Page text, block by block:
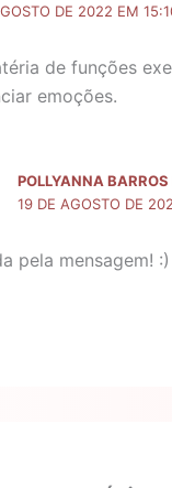
DE 2022 EM
de funções
emoções.
POLLYANNA
19 DE AGOSTO DE
pela mensagem! :)